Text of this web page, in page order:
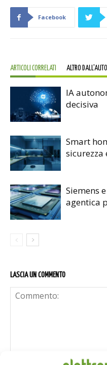
Facebook
ARTICOLI CORRELATI ALTRO
IA
decisiva
Smart
Siemens
agentica
LASCIA UN COMMENTO